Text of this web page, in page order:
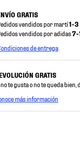
GRATIS
vendidos por martí1-3
vendidos por adidas7-
de entrega
GRATIS
te gusta o no te queda bien,
más información